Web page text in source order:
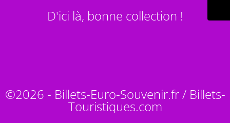
D'ici là, bonne collection !
©2026 - Billets-Euro-Souvenir.fr / Billets-
Touristiques.com